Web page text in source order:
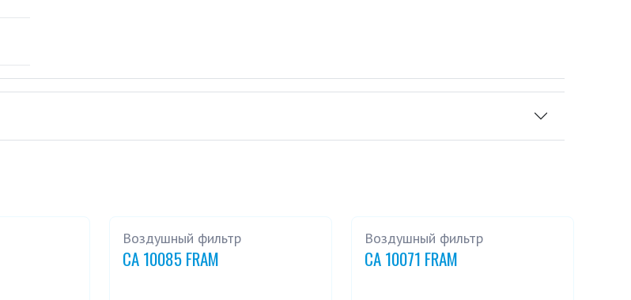
Воздушный фильтр
CA 10085 FRAM
Воздушный фильтр
CA 10071 FRAM